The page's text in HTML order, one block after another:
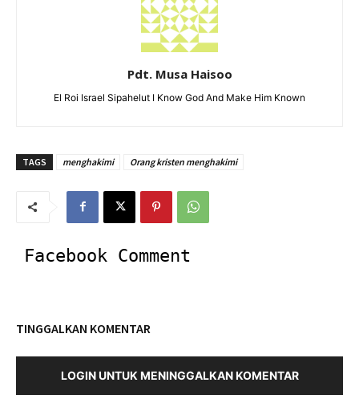
Pdt. Musa Haisoo
El Roi Israel Sipahelut I Know God And Make Him Known
TAGS menghakimi Orang kristen menghakimi
Facebook Comment
TINGGALKAN KOMENTAR
LOGIN UNTUK MENINGGALKAN KOMENTAR